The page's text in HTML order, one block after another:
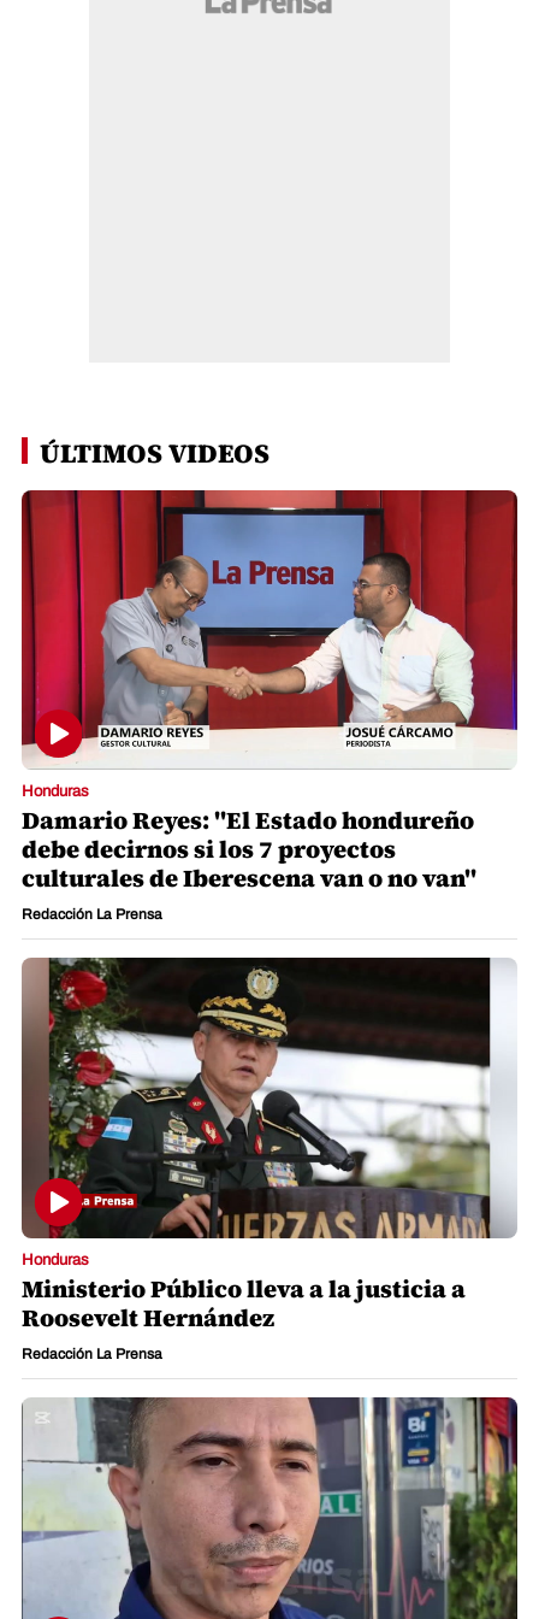
ÚLTIMOS VIDEOS
Honduras
Damario Reyes: "El Estado hondureño
debe decirnos si los 7 proyectos
culturales de Iberescena van o no van"
Redacción La Prensa
Honduras
Ministerio Público lleva a la justicia a
Roosevelt Hernández
Redacción La Prensa